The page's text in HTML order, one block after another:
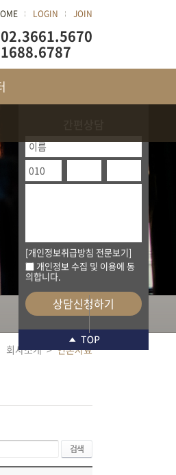
LOGIN JOIN
02.3661.5670
1688.6787
회사소개 > 언론자료
검색
[개인정보취급방침 전문보기]
개인정보 수집 및 이용에 동
의합니다.